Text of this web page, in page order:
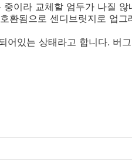
이라 교체할 엄두가 나질 않
환됨으로 센디브릿지로 업그
있는 상태라고 합니다. 버